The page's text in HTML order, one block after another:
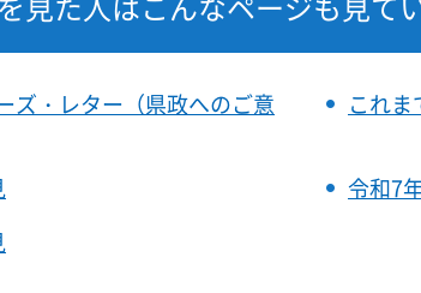
ズ・レター（県政へのご意
これ
令和7